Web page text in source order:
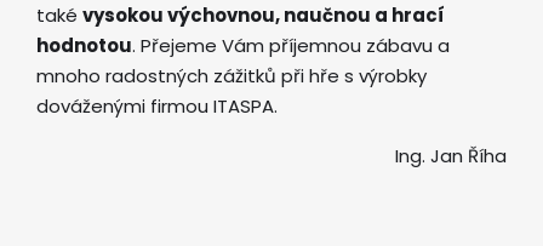
také vysokou výchovnou, naučnou a hrací
hodnotou. Přejeme Vám příjemnou zábavu a
mnoho radostných zážitků při hře s výrobky
dováženými firmou ITASPA.
Ing. Jan Říha